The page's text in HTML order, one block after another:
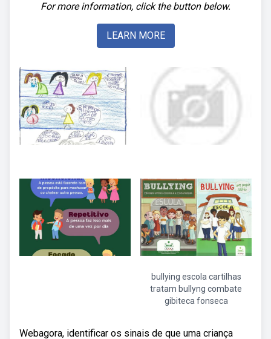
For more information, click the button below.
LEARN MORE
bullying escola cartilhas
tratam bullyng combate
gibiteca fonseca
Webagora, identificar os sinais de que uma criança